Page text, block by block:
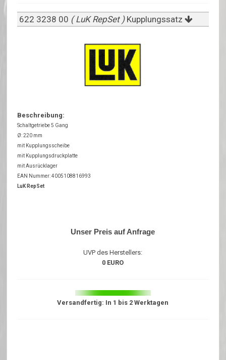
622 3238 00 ( LuK RepSet ) Kupplungssatz
Beschreibung:
Schaltgetriebe 5 Gang
Ø: 220 mm
mit Kupplungsscheibe
mit Kupplungsdruckplatte
mit Ausrücklager
EAN Nummer: 4005108816993
LuK RepSet
Unser Preis auf Anfrage
UVP des Herstellers:
0 EURO
Versandfertig: In 1 bis 2 Werktagen